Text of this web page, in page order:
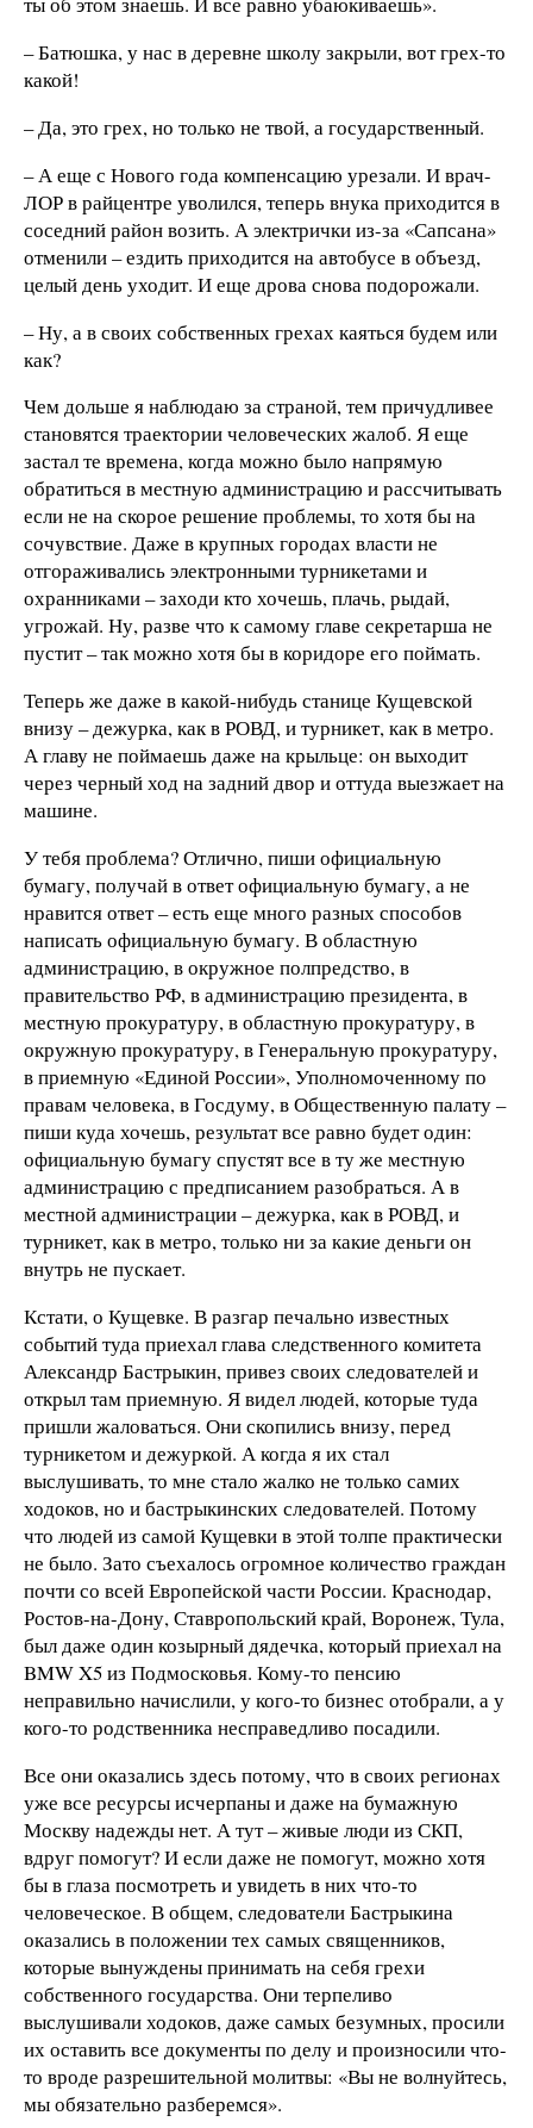
– Батюшка, у нас в деревне школу закрыли, вот грех-то
какой!
– Да, это грех, но только не твой, а государственный.
– А еще с Нового года компенсацию урезали. И врач-
ЛОР в райцентре уволился, теперь внука приходится в
соседний район возить. А электрички из-за «Сапсана»
отменили – ездить приходится на автобусе в объезд,
целый день уходит. И еще дрова снова подорожали.
– Ну, а в своих собственных грехах каяться будем или
как?
Чем дольше я наблюдаю за страной, тем причудливее
становятся траектории человеческих жалоб. Я еще
застал те времена, когда можно было напрямую
обратиться в местную администрацию и рассчитывать
если не на скорое решение проблемы, то хотя бы на
сочувствие. Даже в крупных городах власти не
отгораживались электронными турникетами и
охранниками – заходи кто хочешь, плачь, рыдай,
угрожай. Ну, разве что к самому главе секретарша не
пустит – так можно хотя бы в коридоре его поймать.
Теперь же даже в какой-нибудь станице Кущевской
внизу – дежурка, как в РОВД, и турникет, как в метро.
А главу не поймаешь даже на крыльце: он выходит
через черный ход на задний двор и оттуда выезжает на
машине.
У тебя проблема? Отлично, пиши официальную
бумагу, получай в ответ официальную бумагу, а не
нравится ответ – есть еще много разных способов
написать официальную бумагу. В областную
администрацию, в окружное полпредство, в
правительство РФ, в администрацию президента, в
местную прокуратуру, в областную прокуратуру, в
окружную прокуратуру, в Генеральную прокуратуру,
в приемную «Единой России», Уполномоченному по
правам человека, в Госдуму, в Общественную палату –
пиши куда хочешь, результат все равно будет один:
официальную бумагу спустят все в ту же местную
администрацию с предписанием разобраться. А в
местной администрации – дежурка, как в РОВД, и
турникет, как в метро, только ни за какие деньги он
внутрь не пускает.
Кстати, о Кущевке. В разгар печально известных
событий туда приехал глава следственного комитета
Александр Бастрыкин, привез своих следователей и
открыл там приемную. Я видел людей, которые туда
пришли жаловаться. Они скопились внизу, перед
турникетом и дежуркой. А когда я их стал
выслушивать, то мне стало жалко не только самих
ходоков, но и бастрыкинских следователей. Потому
что людей из самой Кущевки в этой толпе практически
не было. Зато съехалось огромное количество граждан
почти со всей Европейской части России. Краснодар,
Ростов-на-Дону, Ставропольский край, Воронеж, Тула,
был даже один козырный дядечка, который приехал на
BMW X5 из Подмосковья. Кому-то пенсию
неправильно начислили, у кого-то бизнес отобрали, а у
кого-то родственника несправедливо посадили.
Все они оказались здесь потому, что в своих регионах
уже все ресурсы исчерпаны и даже на бумажную
Москву надежды нет. А тут – живые люди из СКП,
вдруг помогут? И если даже не помогут, можно хотя
бы в глаза посмотреть и увидеть в них что-то
человеческое. В общем, следователи Бастрыкина
оказались в положении тех самых священников,
которые вынуждены принимать на себя грехи
собственного государства. Они терпеливо
выслушивали ходоков, даже самых безумных, просили
их оставить все документы по делу и произносили что-
то вроде разрешительной молитвы: «Вы не волнуйтесь,
мы обязательно разберемся».